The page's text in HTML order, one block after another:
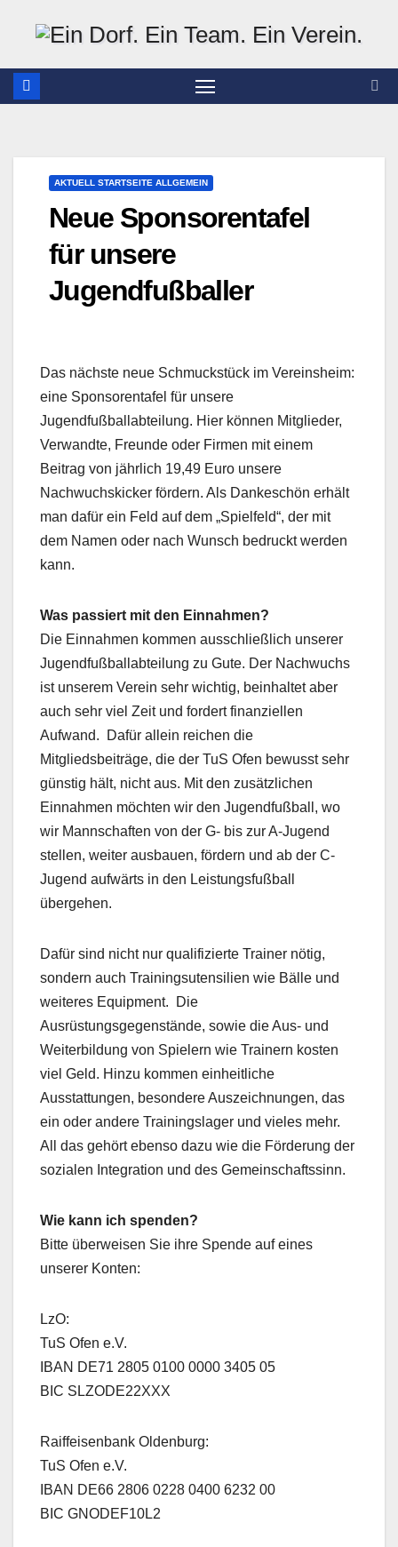
springen
AKTUELL STARTSEITE ALLGEMEIN
Neue Sponsorentafel
für unsere
Jugendfußballer
Das nächste neue Schmuckstück im Vereinsheim:
eine Sponsorentafel für unsere
Jugendfußballabteilung. Hier können Mitglieder,
Verwandte, Freunde oder Firmen mit einem
Beitrag von jährlich 19,49 Euro unsere
Nachwuchskicker fördern. Als Dankeschön erhält
man dafür ein Feld auf dem „Spielfeld“, der mit
dem Namen oder nach Wunsch bedruckt werden
kann.
Was passiert mit den Einnahmen?
Die Einnahmen kommen ausschließlich unserer
Jugendfußballabteilung zu Gute. Der Nachwuchs
ist unserem Verein sehr wichtig, beinhaltet aber
auch sehr viel Zeit und fordert finanziellen
Aufwand. Dafür allein reichen die
Mitgliedsbeiträge, die der TuS Ofen bewusst sehr
günstig hält, nicht aus. Mit den zusätzlichen
Einnahmen möchten wir den Jugendfußball, wo
wir Mannschaften von der G- bis zur A-Jugend
stellen, weiter ausbauen, fördern und ab der C-
Jugend aufwärts in den Leistungsfußball
übergehen.
Dafür sind nicht nur qualifizierte Trainer nötig,
sondern auch Trainingsutensilien wie Bälle und
weiteres Equipment. Die
Ausrüstungsgegenstände, sowie die Aus- und
Weiterbildung von Spielern wie Trainern kosten
viel Geld. Hinzu kommen einheitliche
Ausstattungen, besondere Auszeichnungen, das
ein oder andere Trainingslager und vieles mehr.
All das gehört ebenso dazu wie die Förderung der
sozialen Integration und des Gemeinschaftssinn.
Wie kann ich spenden?
Bitte überweisen Sie ihre Spende auf eines
unserer Konten:
LzO:
TuS Ofen e.V.
IBAN DE71 2805 0100 0000 3405 05
BIC SLZODE22XXX
Raiffeisenbank Oldenburg:
TuS Ofen e.V.
IBAN DE66 2806 0228 0400 6232 00
BIC GNODEF10L2